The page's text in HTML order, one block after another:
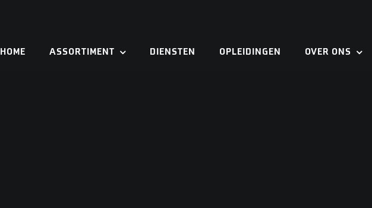
HOME ASSORTIMENT DIENSTEN OPLEIDINGEN OVER ONS